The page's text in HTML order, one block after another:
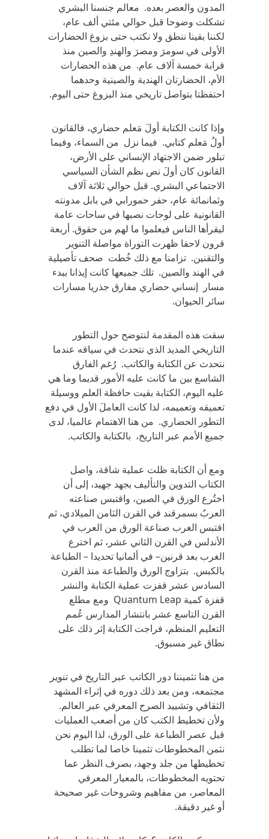
المدون والعصر بعده. معالم جنسنا البشري
تشكلت وضوحا قبل حوالي مئتي ألف عام،
لكننا بقينا ننطق ولا نكتب حتى بزوغ الحضارات
الأولى في سومرَ ومصرَ والهندِ والصين منذ
قرابة خمسة آلاف عام. من هذه الحضارات
الأم، الحضارتان الهندية والصينية وحدهما
احتفظتا بتواصل تاريخي منذ البزوغ حتى اليوم.
وإذا كانت الكتابة أولَ مَعلم حضاري، فالقانون
أولُ مَعلم كتابي. فيما نزل من السماء، وفيما
تبلور ضمن الاجتهاد الإنساني على الأرض،
القانون كان أولَ نص نظم الشأن السياسي
الاجتماعي البشري. قبل حوالي ثلاثة آلاف
وثمانمائة عام، حفر حمورابي في بابل مدونته
القانونية على لوحات نصبها في ساحات عامة
ليقرأها الناس فيعلموا ما لهم من حقوق. أربعة
قرون لاحقا ظهرت التوراة مواصلة التنوير
والتقنين. تزامنا مع ذلك خُطت صحف تأصيلية
في الهند والصين. تلك جميعها كانت إيذانا ببدء
مسار إنساني حضاري مفارق جذريا مسارات
سائر الحيوان.
سقت هذه المقدمة لنتوضح حول التطور
التاريخي المديد الذي نتحدث في سياقه عندما
نتحدث عن الكتابة والكاتب. رُغم الفارق
الشاسع بين ما كانت عليه الأمور قديما وما هي
عليه اليوم، الكتابة بقيت حافظة العلم ووسيلة
تعميقه وتعميمه، لذا كانت العاملَ الأول في دفع
التطور الحضاري. من هنا الاهتمام عالميا، لدى
جميع الأمم عبر التاريخ، بالكتابة والكاتب.
ومع أن الكتابة ظلت عملية شاقة، واصل
الكتاب التدوين والتأليف بجهد جهيد، إلى أن
اختُرع الورق في الصين، واقتبس صناعته
العربُ بسمرقند في القرن الثامن الميلادي، ثم
اقتبس الغرب صناعة الورق من العرب في
الأندلس في القرن الثاني عشر، ثم اخترع
الغرب بعد قرنين– في ألمانيا تحديدا – الطباعة
بالكبس. بتزاوج الورق والطباعة منذ القرن
السادس عشر قفزت عملية الكتابة والنشر
قفزة كمية Quantum Leap ومع مطلع
القرن التاسع عشر بانتشار المدارس عُمم
التعليم المنظم، فراجت الكتابة إثر ذلك على
نطاق غير مسبوق.
من هنا تثميننا دور الكاتب عبر التاريخ في تنوير
مجتمعه، ومن بعد ذلك دوره في إثراء المشهد
الثقافي وتشييد الصرح المعرفي عبر العالم.
ولأن تخطيط الكتب كان من أصعب العمليات
قبل عصر الطباعة على الورق، لذا اليوم نحن
نثمن المخطوطات تثمينا خاصا لما تطلب
تخطيطها من جلد وجهد، بصرف النظر عما
تحتويه المخطوطات، بالمعيار المعرفي
المعاصر، من مفاهيم وشروحات غير صحيحة
أو غير دقيقة.